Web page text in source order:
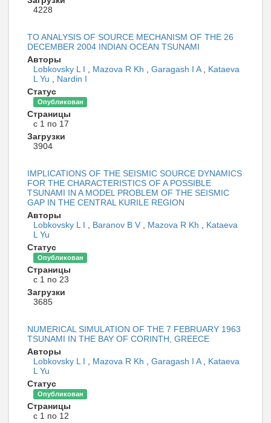
4228
TO ANALYSIS OF SOURCE MECHANISM OF THE 26
DECEMBER 2004 INDIAN OCEAN TSUNAMI
Авторы
Lobkovsky L I
Mazova R Kh Garagash I A
Kataeva
L Yu
Nardin I
Статус
Опубликован
Страницы
с 1 по 17
Загрузки
3904
IMPLICATIONS OF THE SEISMIC SOURCE DYNAMICS
FOR THE CHARACTERISTICS OF A POSSIBLE
TSUNAMI IN A MODEL PROBLEM OF THE SEISMIC
GAP IN THE CENTRAL KURILE REGION
Авторы
Lobkovsky L I
Baranov B V Mazova R Kh
Kataeva
L Yu
Статус
Опубликован
Страницы
с 1 по 23
Загрузки
3685
NUMERICAL SIMULATION OF THE 7 FEBRUARY 1963
TSUNAMI IN THE BAY OF CORINTH, GREECE
Авторы
Lobkovsky L I
Mazova R Kh Garagash I A
Kataeva
L Yu
Статус
Опубликован
Страницы
с 1 по 12